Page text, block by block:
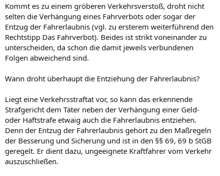
Kommt es zu einem gröberen Verkehrsverstoß, droht nicht
selten die Verhängung eines Fahrverbots oder sogar der
Entzug der Fahrerlaubnis (vgl. zu ersterem weiterführend den
Rechtstipp Das Fahrverbot). Beides ist strikt voneinander zu
unterscheiden, da schon die damit jeweils verbundenen
Folgen abweichend sind.
Wann droht überhaupt die Entziehung der Fahrerlaubnis?
Liegt eine Verkehrsstraftat vor, so kann das erkennende
Strafgericht dem Täter neben der Verhängung einer Geld-
oder Haftstrafe etwaig auch die Fahrerlaubnis entziehen.
Denn der Entzug der Fahrerlaubnis gehört zu den Maßregeln
der Besserung und Sicherung und ist in den §§ 69, 69 b StGB
geregelt. Er dient dazu, ungeeignete Kraftfahrer vom Verkehr
auszuschließen.